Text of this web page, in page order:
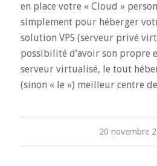
en place votre « Cloud »
simplement pour héberger
solution VPS (serveur privé
possibilité d’avoir son propre
serveur virtualisé, le tout
(sinon « le ») meilleur centre
20 novembre